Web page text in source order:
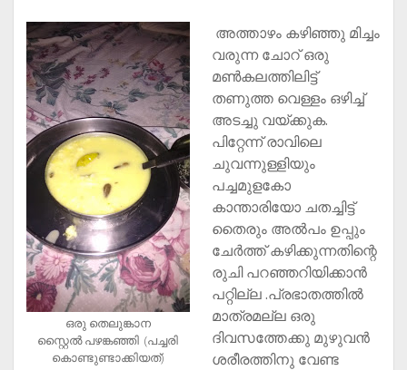
ഒരു തെലുങ്കാന
സ്റ്റൈൽ പഴങ്കഞ്ഞി (പച്ചരി
കൊണ്ടുണ്ടാക്കിയത്)
അത്താഴം കഴിഞ്ഞു മിച്ചം
വരുന്ന ചോറ് ഒരു
മണ്‍കലത്തിലിട്ട്
തണുത്ത വെള്ളം ഒഴിച്ച്
അടച്ചു വയ്ക്കുക.
പിറ്റേന്ന് രാവിലെ
ചുവന്നുള്ളിയും
പച്ചമുളകോ
കാന്താരിയോ ചതച്ചിട്ട്
തൈരും അല്‍പം ഉപ്പും
ചേര്‍ത്ത് കഴിക്കുന്നതിന്റെ
രുചി പറഞ്ഞറിയിക്കാന്‍
പറ്റില്ല .പ്രഭാതത്തില്‍
മാത്രമല്ല ഒരു
ദിവസത്തേക്കു മുഴുവന്‍
ശരീരത്തിനു വേണ്ട